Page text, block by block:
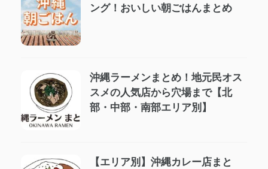
ング！おいしい朝ごはんまとめ
沖縄ラーメンまとめ！地元民オス
スメの人気店から穴場まで【北
部・中部・南部エリア別】
【エリア別】沖縄カレー店まと